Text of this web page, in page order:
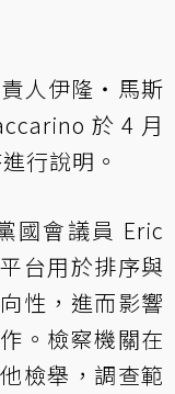
人伊隆・馬斯
於 4 月
行說明。
國會議員 Eric
台用於排序與
性，進而影響
。檢察機關在
檢舉，調查範